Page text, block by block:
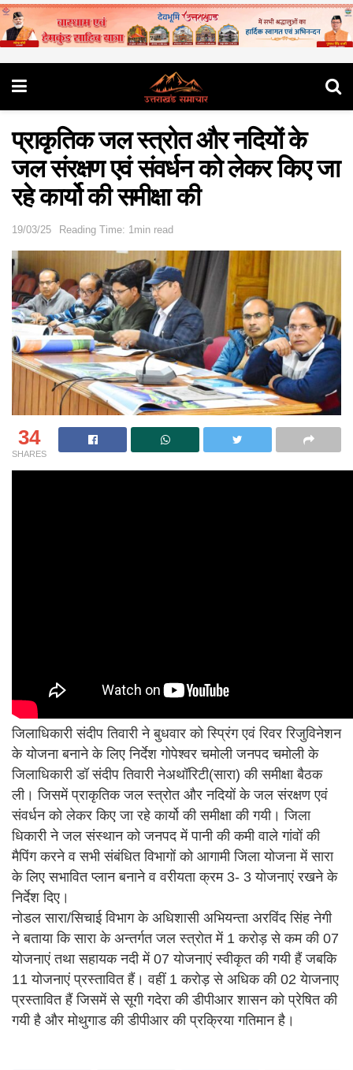
प्राकृतिक जल स्त्रोत और नदियों के
जल संरक्षण एवं संवर्धन को लेकर किए जा
रहे कार्यो की समीक्षा की
19/03/25 Reading Time: 1min read
34
SHARES
जिलाधिकारी संदीप तिवारी ने बुधवार को स्प्रिंग एवं रिवर रिजुविनेशन
के योजना बनाने के लिए निर्देश गोपेश्वर चमोली जनपद चमोली के
जिलाधिकारी डॉ संदीप तिवारी नेअथॉरिटी(सारा) की समीक्षा बैठक
ली। जिसमें प्राकृतिक जल स्त्रोत और नदियों के जल संरक्षण एवं
संवर्धन को लेकर किए जा रहे कार्यो की समीक्षा की गयी। जिला
धिकारी ने जल संस्थान को जनपद में पानी की कमी वाले गांवों की
मैपिंग करने व सभी संबंधित विभागों को आगामी जिला योजना में सारा
के लिए सभावित प्लान बनाने व वरीयता क्रम 3- 3 योजनाएं रखने के
निर्देश दिए।
नोडल सारा/सिचाई विभाग के अधिशासी अभियन्ता अरविंद सिंह नेगी
ने बताया कि सारा के अन्तर्गत जल स्त्रोत में 1 करोड़ से कम की 07
योजनाएं तथा सहायक नदी में 07 योजनाएं स्वीकृत की गयी हैं जबकि
11 योजनाएं प्रस्तावित हैं। वहीं 1 करोड़ से अधिक की 02 येाजनाए
प्रस्तावित हैं जिसमें से सूगी गदेरा की डीपीआर शासन को प्रेषित की
गयी है और मोथुगाड की डीपीआर की प्रक्रिया गतिमान है।